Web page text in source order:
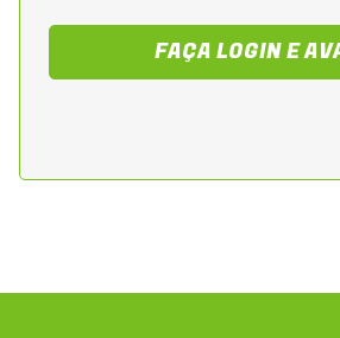
funcionamento elétrico
Recomendações de
roteamento correto do
elétrico, incluindo
FAÇA LOGIN E